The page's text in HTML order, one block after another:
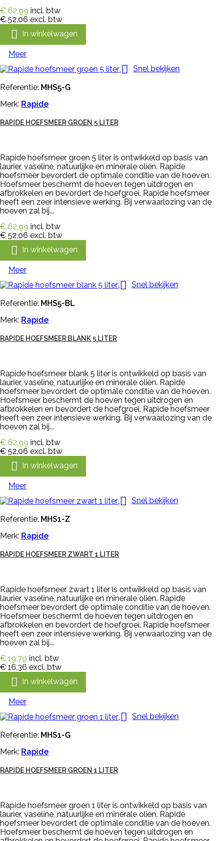
€ 62,99 incl. btw
€ 52,06 excl. btw
 In winkelwagen
Meer
 Snel bekijken
Referentie: MHS5-G
Merk: Rapide
RAPIDE HOEFSMEER GROEN 5 LITER
Rapide hoefsmeer groen 5 liter is ontwikkeld op basis van
laurier, vaseline, natuurlijke en minerale oliën. Rapide
hoefsmeer bevordert de optimale conditie van de hoeven.
Hoefsmeer beschermt de hoeven tegen uitdrogen en
afbrokkelen en bevordert de hoefgroei. Rapide hoefsmeer
heeft een zeer intensieve werking. Bij verwaarlozing van de
hoeven zal bij...
€ 62,99 incl. btw
€ 52,06 excl. btw
 In winkelwagen
Meer
 Snel bekijken
Referentie: MHS5-BL
Merk: Rapide
RAPIDE HOEFSMEER BLANK 5 LITER
Rapide hoefsmeer blank 5 liter is ontwikkeld op basis van
laurier, vaseline, natuurlijke en minerale oliën. Rapide
hoefsmeer bevordert de optimale conditie van de hoeven.
Hoefsmeer beschermt de hoeven tegen uitdrogen en
afbrokkelen en bevordert de hoefgroei. Rapide hoefsmeer
heeft een zeer intensieve werking. Bij verwaarlozing van de
hoeven zal bij...
€ 62,99 incl. btw
€ 52,06 excl. btw
 In winkelwagen
Meer
 Snel bekijken
Referentie: MHS1-Z
Merk: Rapide
RAPIDE HOEFSMEER ZWART 1 LITER
Rapide hoefsmeer zwart 1 liter is ontwikkeld op basis van
laurier, vaseline, natuurlijke en minerale oliën. Rapide
hoefsmeer bevordert de optimale conditie van de hoeven.
Hoefsmeer beschermt de hoeven tegen uitdrogen en
afbrokkelen en bevordert de hoefgroei. Rapide hoefsmeer
heeft een zeer intensieve werking. Bij verwaarlozing van de
hoeven zal bij...
€ 19,79 incl. btw
€ 16,36 excl. btw
 In winkelwagen
Meer
 Snel bekijken
Referentie: MHS1-G
Merk: Rapide
RAPIDE HOEFSMEER GROEN 1 LITER
Rapide hoefsmeer groen 1 liter is ontwikkeld op basis van
laurier, vaseline, natuurlijke en minerale oliën. Rapide
hoefsmeer bevordert de optimale conditie van de hoeven.
Hoefsmeer beschermt de hoeven tegen uitdrogen en